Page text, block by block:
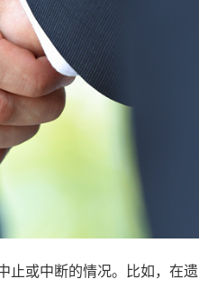
或中断的情况。比如，在遗